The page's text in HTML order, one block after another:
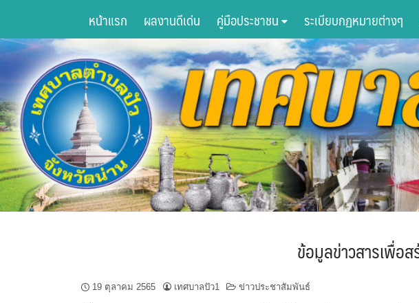
content
หน้าแรก ผลงานดีเด่น คู่มือประชาชน ระเบียบกฏหมายต่างๆ
ข้อมูลข่าวสารเพื่อ
19 ตุลาคม 2565 เทศบาลปัว1 ข่าวประชาสัมพันธ์